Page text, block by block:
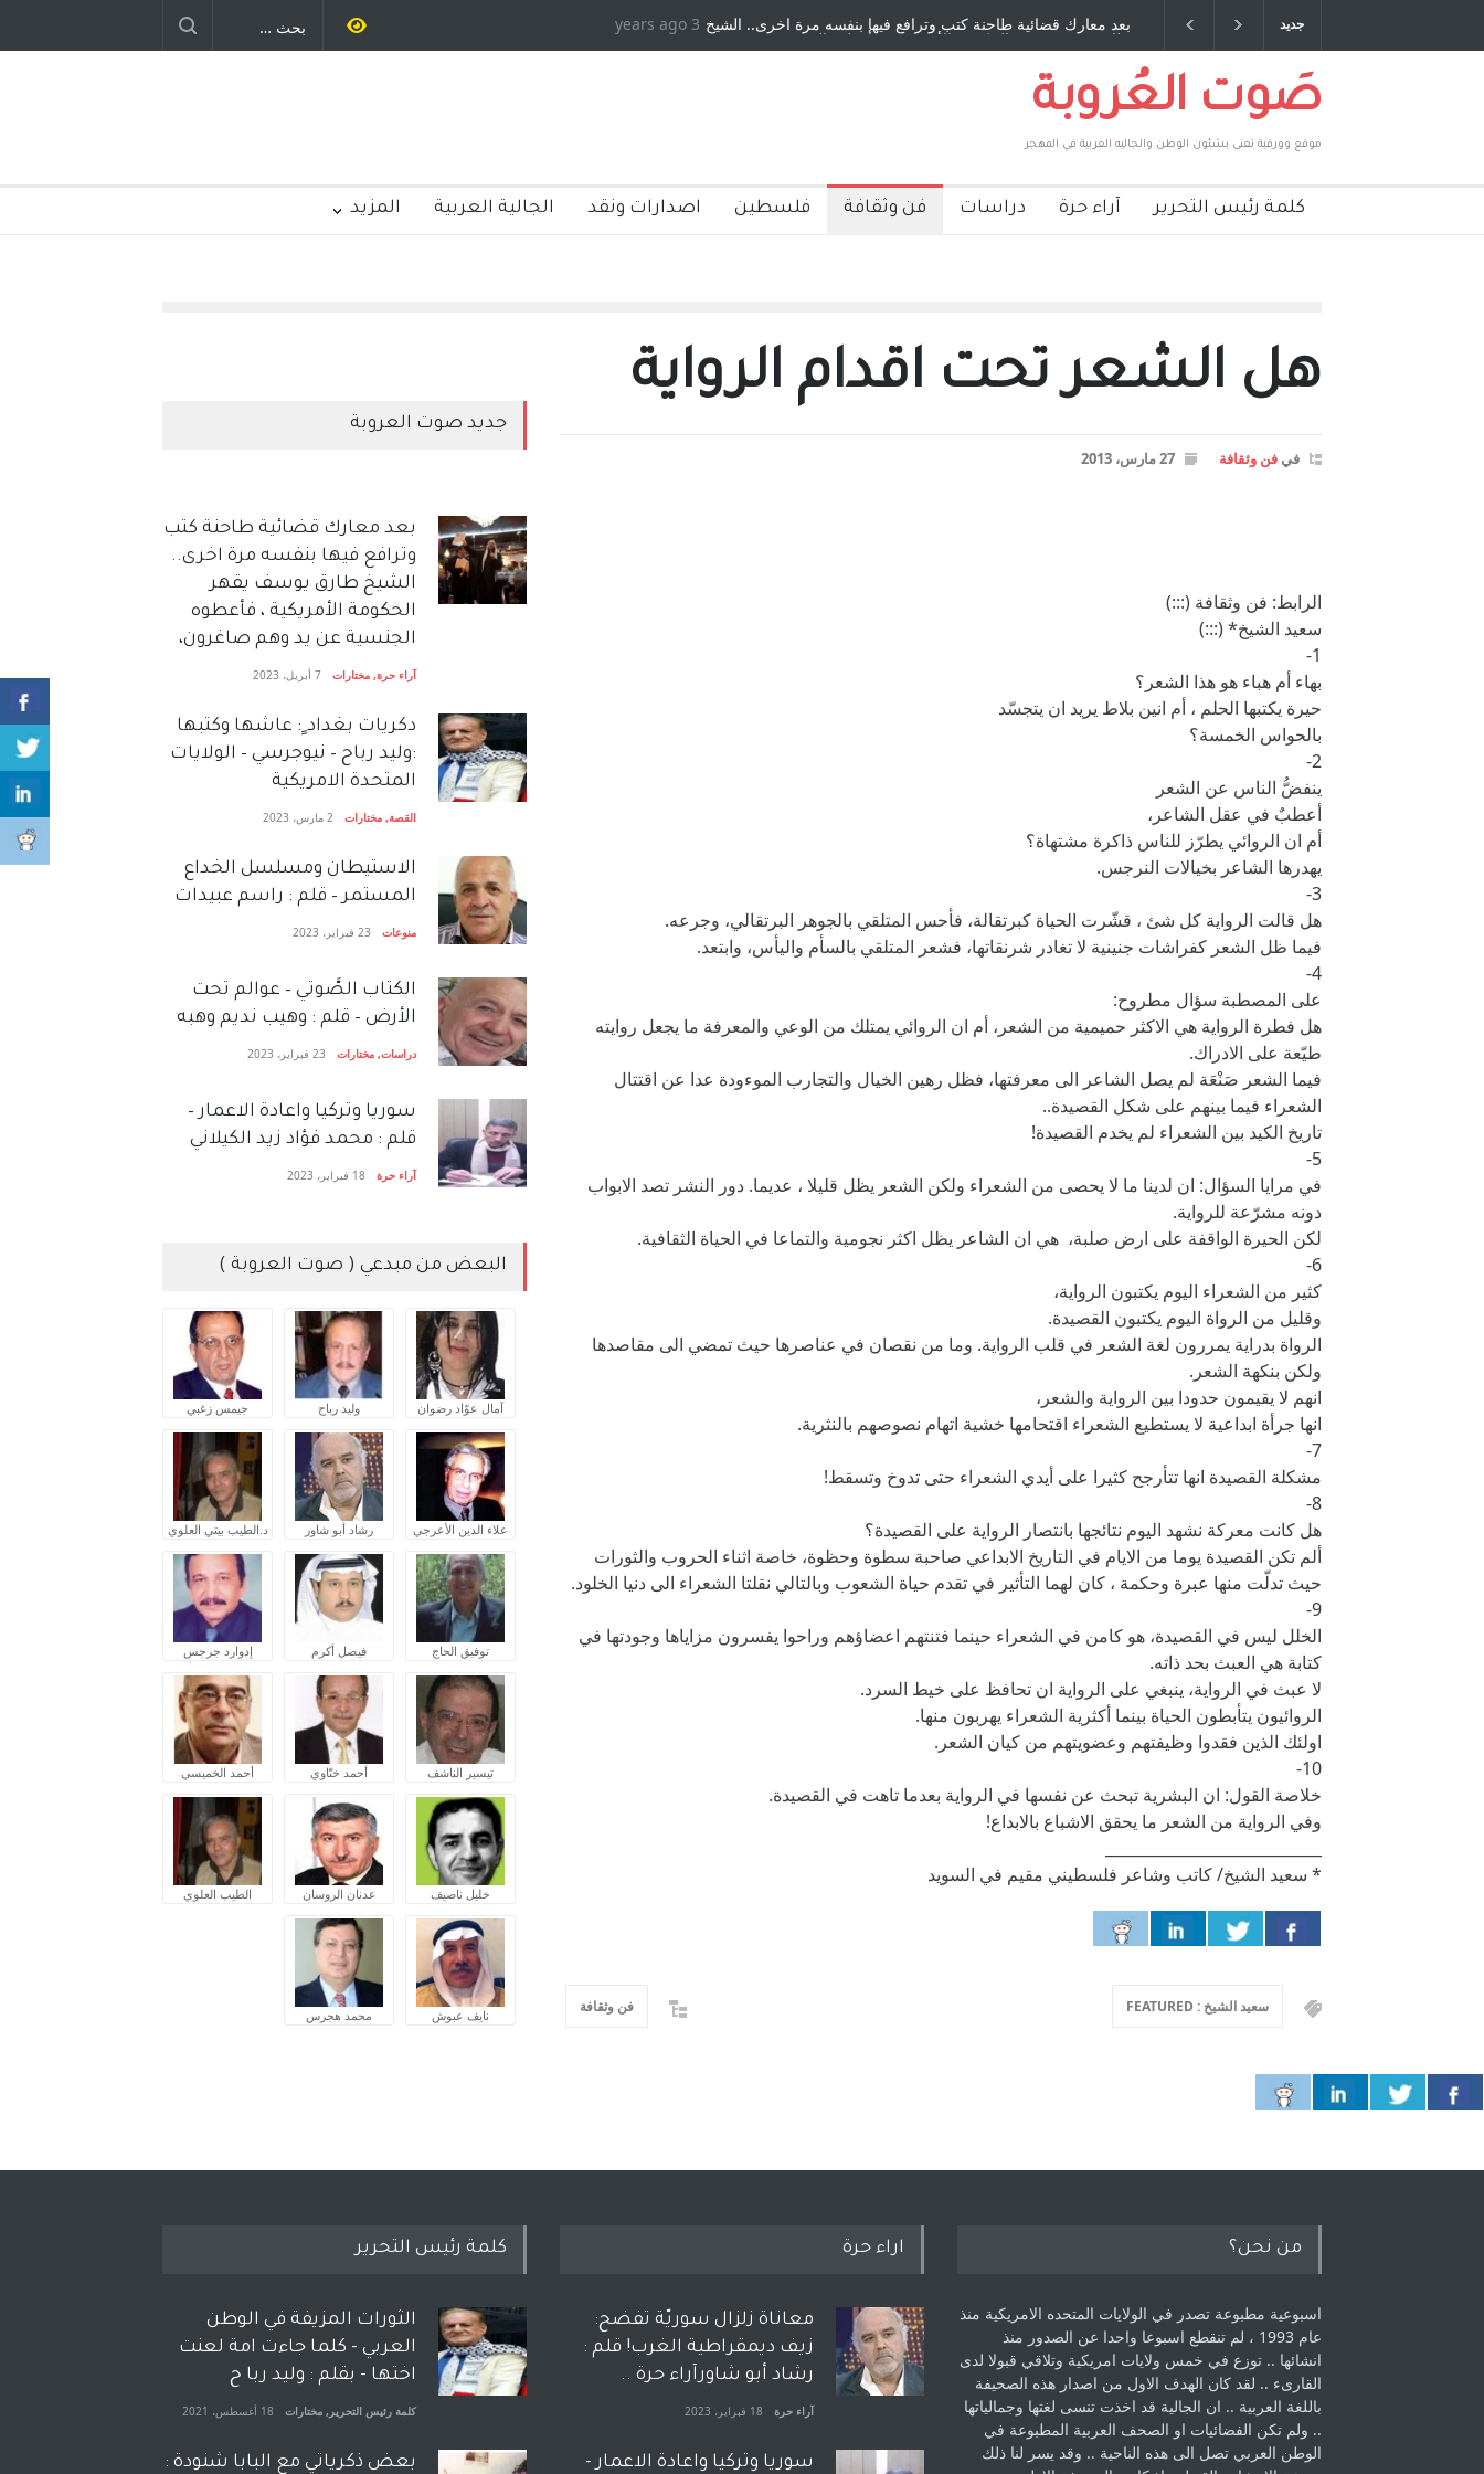
جديد دكريات بغداد ٍ: عاشها وكتبها :وليد رباح – نيوجرسي – الولايات المتحدة
الامريكية
بعد معارك قضائية طاحنة كتب وترافع فيها بنفسه مرة اخرى.. الشيخ
طارق يوسف يقهر الحكومة الأمريكية ، فأعطوه الجنسية عن يد وهم
صاغرون،
عمري ، صبحي مخلوف : بقلم : سعد الله 3 years ago
صَوت العُروبة
موقع وورقية تعنى بشئون الوطن والجاليه العربية في المهجر
كلمة رئيس التحرير آراء حرة دراسات فن وثقافة فلسطين اصدارات ونقد الجالية العربية المزيد
هل الشعر تحت اقدام الرواية
في فن وثقافة 27 مارس، 2013
الرابط: فن وثقافة (:::)
سعيد الشيخ* (:::)
1-
بهاء أم هباء هو هذا الشعر؟
حيرة يكتبها الحلم ، أم انين بلاط يريد ان يتجسّد
بالحواس الخمسة؟
2-
ينفضُّ الناس عن الشعر
أعطبٌ في عقل الشاعر،
أم ان الروائي يطرّز للناس ذاكرة مشتهاة؟
يهدرها الشاعر بخيالات النرجس.
3-
هل قالت الرواية كل شئ ، قشّرت الحياة كبرتقالة، فأحس المتلقي بالجوهر البرتقالي، وجرعه.
فيما ظل الشعر كفراشات جنينية لا تغادر شرنقاتها، فشعر المتلقي بالسأم واليأس، وابتعد.
4-
على المصطبة سؤال مطروح:
هل فطرة الرواية هي الاكثر حميمية من الشعر، أم ان الروائي يمتلك من الوعي والمعرفة ما يجعل روايته
طيّعة على الادراك.
فيما الشعر صَنْعَة لم يصل الشاعر الى معرفتها، فظل رهين الخيال والتجارب الموءودة عدا عن اقتتال
الشعراء فيما بينهم على شكل القصيدة..
تاريخ الكيد بين الشعراء لم يخدم القصيدة!
5-
في مرايا السؤال: ان لدينا ما لا يحصى من الشعراء ولكن الشعر يظل قليلا ، عديما. دور النشر تصد الابواب
دونه مشرّعة للرواية.
لكن الحيرة الواقفة على ارض صلبة، هي ان الشاعر يظل اكثر نجومية والتماعا في الحياة الثقافية.
6-
كثير من الشعراء اليوم يكتبون الرواية،
وقليل من الرواة اليوم يكتبون القصيدة.
الرواة بدراية يمررون لغة الشعر في قلب الرواية. وما من نقصان في عناصرها حيث تمضي الى مقاصدها
ولكن بنكهة الشعر.
انهم لا يقيمون حدودا بين الرواية والشعر،
انها جرأة ابداعية لا يستطيع الشعراء اقتحامها خشية اتهام نصوصهم بالنثرية.
7-
مشكلة القصيدة انها تتأرجح كثيرا على أيدي الشعراء حتى تدوخ وتسقط!
8-
هل كانت معركة نشهد اليوم نتائجها بانتصار الرواية على القصيدة؟
ألم تكن القصيدة يوما من الايام في التاريخ الابداعي صاحبة سطوة وحظوة، خاصة اثناء الحروب والثورات
حيث تدلّت منها عبرة وحكمة ، كان لهما التأثير في تقدم حياة الشعوب وبالتالي نقلتا الشعراء الى دنيا الخلود.
9-
الخلل ليس في القصيدة، هو كامن في الشعراء حينما فتنتهم اعضاؤهم وراحوا يفسرون مزاياها وجودتها في
كتابة هي العبث بحد ذاته.
لا عبث في الرواية، ينبغي على الرواية ان تحافظ على خيط السرد.
الروائيون يتأبطون الحياة بينما أكثرية الشعراء يهربون منها.
اولئك الذين فقدوا وظيفتهم وعضويتهم من كيان الشعر.
10-
خلاصة القول: ان البشرية تبحث عن نفسها في الرواية بعدما تاهت في القصيدة.
وفي الرواية من الشعر ما يحقق الاشباع بالابداع!
* سعيد الشيخ/ كاتب وشاعر فلسطيني مقيم في السويد
سعيد الشيخ : FEATURED فن وثقافة
جديد صوت العروبة
بعد معارك قضائية طاحنة كتب
وترافع فيها بنفسه مرة اخرى..
الشيخ طارق يوسف يقهر
الحكومة الأمريكية ، فأعطوه
الجنسية عن يد وهم صاغرون،
آراء حرة, مختارات 7 أبريل، 2023
دكريات بغداد ٍ: عاشها وكتبها
:وليد رباح – نيوجرسي – الولايات
المتحدة الامريكية
القصة, مختارات 2 مارس، 2023
الاستيطان ومسلسل الخداع
المستمر – قلم : راسم عبيدات
منوعات 23 فبراير، 2023
الكتاب الصَّوتي – عوالم تحت
الأرض – قلم : وهيب نديم وهبه
دراسات, مختارات 23 فبراير، 2023
سوريا وتركيا واعادة الاعمار –
قلم : محمد فؤاد زيد الكيلاني
آراء حرة 18 فبراير، 2023
البعض من مبدعي ( صوت العروبة )
آمال عوّاد رضوان وليد رباح جيمس زغبي
علاء الدين الأعرجي رشاد أبو شاور د.الطيب بيتي العلوي
توفيق الحاج فيصل أكرم إدوارد جرجس
تيسير الناشف أحمد ختّاوي أحمد الخميسي
خليل ناصيف عدنان الروسان الطيب العلوي
نايف عبوش محمد هجرس
من نحن؟
اسبوعية مطبوعة تصدر في الولايات المتحده الامريكية منذ
عام 1993 ، لم ‏تنقطع اسبوعا واحدا عن الصدور منذ
انشائها .. توزع في خمس ولايات امريكية ‏وتلاقي قبولا لدى
القارىء ..‏ لقد كان الهدف الاول من اصدار هذه الصحيفة
باللغة العربية .. ان الجالية قد اخذت ‏تنسى لغتها وجمالياتها
.. ولم تكن الفضائيات او الصحف العربية المطبوعة في
الوطن ‏العربي تصل الى هذه الناحية .. وقد يسر لنا ذلك
اراء حرة
معاناة زلزال سوريّة تفضح:
زيف ديمقراطية الغرب! قلم :
رشاد أبو شاورآراء حرة ..
آراء حرة 18 فبراير، 2023
سوريا وتركيا واعادة الاعمار -
كلمة رئيس التحرير
الثورات المزيفة في الوطن
العربي - كلما جاءت امة لعنت
اختها - بقلم : وليد ربا ح
كلمة رئيس التحرير , مختارات 18 أغسطس، 2021
بعض ذكرياتي مع البابا شنودة :